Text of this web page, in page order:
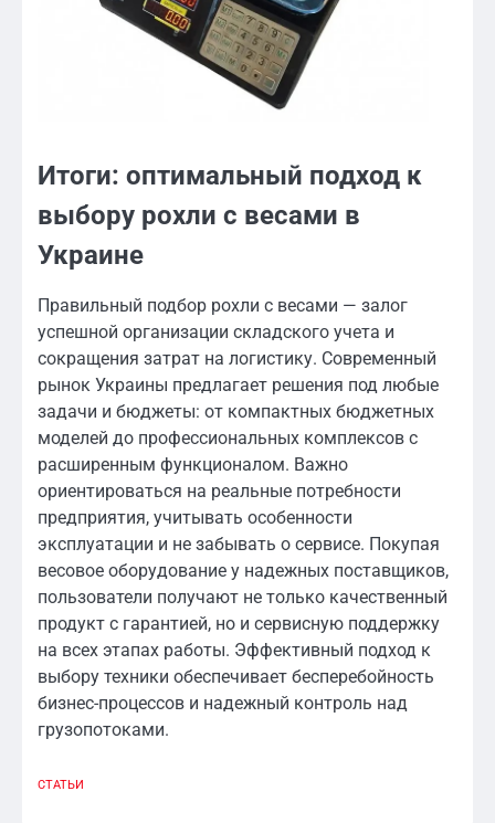
Итоги: оптимальный подход к
выбору рохли с весами в
Украине
Правильный подбор рохли с весами — залог
успешной организации складского учета и
сокращения затрат на логистику. Современный
рынок Украины предлагает решения под любые
задачи и бюджеты: от компактных бюджетных
моделей до профессиональных комплексов с
расширенным функционалом. Важно
ориентироваться на реальные потребности
предприятия, учитывать особенности
эксплуатации и не забывать о сервисе. Покупая
весовое оборудование у надежных поставщиков,
пользователи получают не только качественный
продукт с гарантией, но и сервисную поддержку
на всех этапах работы. Эффективный подход к
выбору техники обеспечивает бесперебойность
бизнес-процессов и надежный контроль над
грузопотоками.
СТАТЬИ